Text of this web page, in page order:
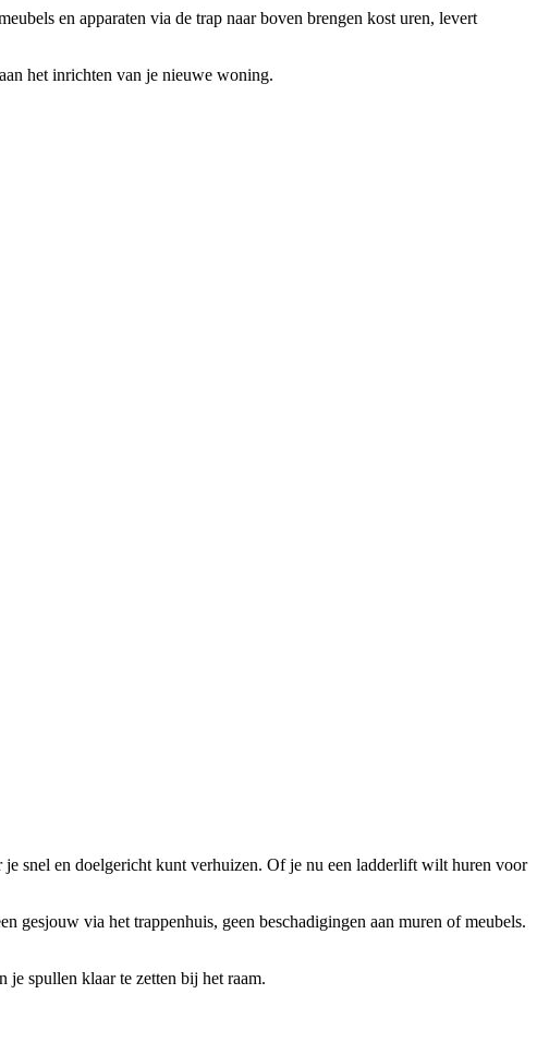
en apparaten via de trap naar boven brengen kost uren, levert
het inrichten van je nieuwe woning.
snel en doelgericht kunt verhuizen. Of je nu een ladderlift wilt huren voor
gesjouw via het trappenhuis, geen beschadigingen aan muren of meubels.
spullen klaar te zetten bij het raam.